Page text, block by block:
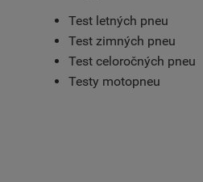
Test letných pneu
Test zimných pneu
Test celoročných pneu
Testy motopneu